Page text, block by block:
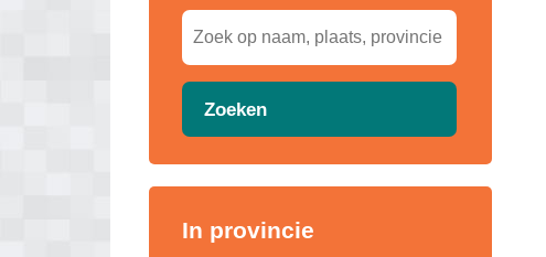
Zoeken
In provincie